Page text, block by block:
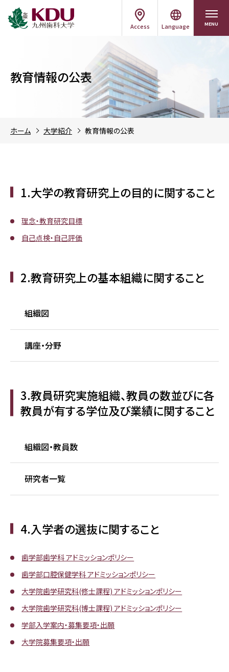
Access Language MENU
教育情報の公表
ホーム 大学紹介 教育情報の公表
1.大学の教育研究上の目的に関すること
理念・教育研究目標
自己点検・自己評価
2.教育研究上の基本組織に関すること
組織図
講座・分野
3.教員研究実施組織、教員の数並びに各
教員が有する学位及び業績に関すること
組織図・教員数
研究者一覧
4.入学者の選抜に関すること
歯学部歯学科 アドミッションポリシー
歯学部口腔保健学科 アドミッションポリシー
大学院歯学研究科(修士課程) アドミッションポリシー
大学院歯学研究科(博士課程) アドミッションポリシー
学部入学案内・募集要項・出願
大学院募集要項・出願